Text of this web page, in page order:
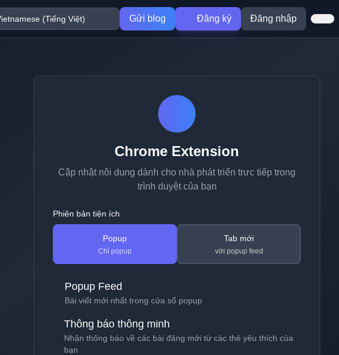
Gửi blog Đăng ký Đăng nhập
Chrome Extension
Cập nhật nội dung dành cho nhà phát triển trực tiếp trong
trình duyệt của bạn
Phiên bản tiện ích
Popup
Chỉ popup
Tab mới
với popup feed
Popup Feed
Bài viết mới nhất trong cửa sổ popup
Thông báo thông minh
Nhận thông báo về các bài đăng mới từ các thẻ yêu thích của
bạn